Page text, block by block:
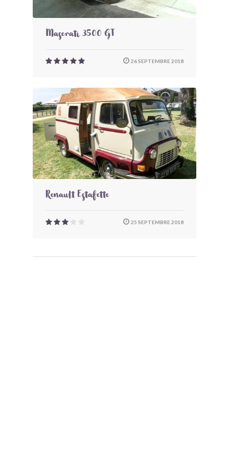
Maserati 3500 GT
26 SEPTEMBRE 2018
Renault Estafette
25 SEPTEMBRE 2018